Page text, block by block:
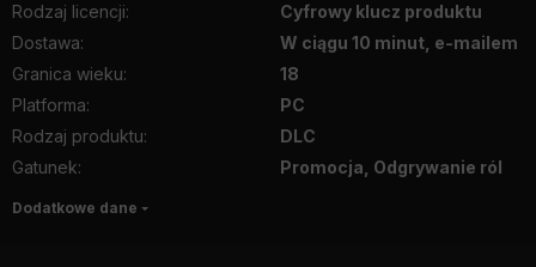
Rodzaj licencji:
Cyfrowy klucz produktu
Dostawa:
W ciągu 10 minut, e-mailem
Granica wieku:
18
Platforma:
PC
Rodzaj produktu:
DLC
Gatunek: Promocja, Odgrywanie ról
Dodatkowe dane